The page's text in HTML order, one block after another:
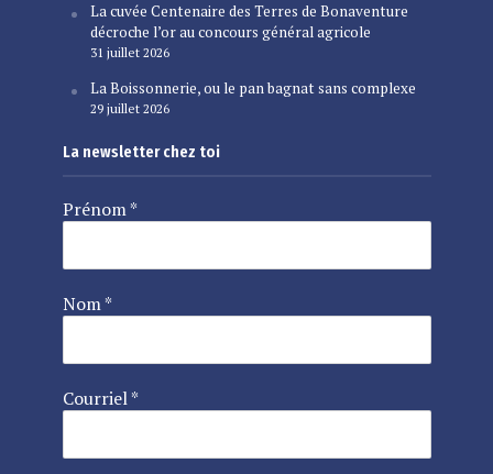
La cuvée Centenaire des Terres de Bonaventure
décroche l’or au concours général agricole
31 juillet 2026
La Boissonnerie, ou le pan bagnat sans complexe
29 juillet 2026
La newsletter chez toi
Prénom*
Nom*
Courriel*